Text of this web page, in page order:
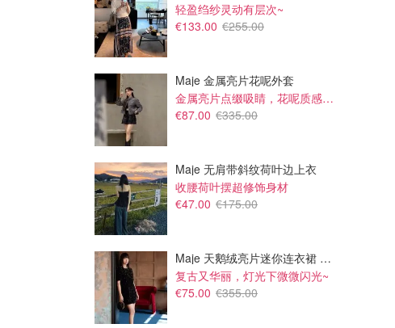
轻盈绉纱灵动有层次~
€133.00 €255.00
Maje 金属亮片花呢外套
金属亮片点缀吸睛，花呢质感高级又显贵
€87.00 €335.00
Maje 无肩带斜纹荷叶边上衣
收腰荷叶摆超修饰身材
€47.00 €175.00
Maje 天鹅绒亮片迷你连衣裙 黑色
复古又华丽，灯光下微微闪光~
€75.00 €355.00